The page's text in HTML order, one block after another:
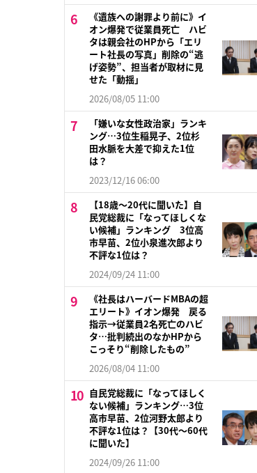
《遺族への謝罪より前に》イ
オン爆発で従業員死亡 ハビ
タは親会社のHPから「エリ
ート社長の写真」削除の“逃
げ姿勢”、担当者が取材に見
せた「動揺」
2026/08/05 11:00
「嫌いな女性政治家」ランキ
ング…3位生稲晃子、2位杉
田水脈を大差で抑えた1位
は？
2023/12/16 06:00
【18歳～20代に聞いた】自
民党総裁に「なってほしくな
い候補」ランキング 3位高
市早苗、2位小泉進次郎より
不評な1位は？
2024/09/24 11:00
《社長はハーバードMBAの超
エリート》イオン爆発 戻る
指示→従業員2名死亡のハビ
タ…批判続出のなかHPから
こっそり“削除したもの”
2026/08/04 11:00
自民党総裁に「なってほしく
ない候補」ランキング…3位
高市早苗、2位河野太郎より
不評な1位は？【30代～60代
に聞いた】
2024/09/26 11:00